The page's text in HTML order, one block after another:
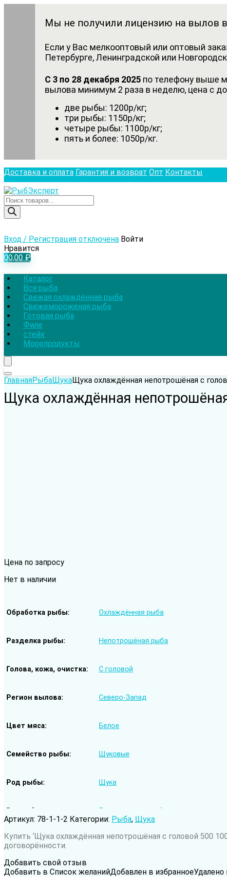
Мы не получили лицензию на вылов
Если у Вас мелкооптовый или оптовый
Петербурге, Ленинградской или
С 3 по 28 декабря 2025 по телефону выше
вылова минимум 2 раза в неделю, цена с
две рыбы: 1200р/кг;
три рыбы: 1150р/кг;
четыре рыбы: 1100р/кг;
пять и более: 1050р/кг.
Доставка и оплата Гарантия и возврат Опт Контакты
Поиск
товаров
Вход / Регистрация отключена Войти
Нравится
00,00 ₽
Каталог
Вся рыба
Свежая охлаждённая рыба
Свежемороженая рыба
Готовая рыба
Филе
стейк
Морепродукты
ГлавнаяРыбаЩукаЩука охлаждённая непотрошёная с
Щука охлаждённая
Цена по запросу
Нет в наличии
Обработка рыбы Охлаждённая рыба
Разделка рыбы Непотрошёная рыба
Голова, кожа, очистка С головой
Регион вылова Северо-Запад
Цвет мяса Белое
Семейство рыбы Щуковые
Род рыбы Щука
Вода обитания Пресноводная рыба
Артикул: 78-1-1-2 Категории: Рыба, Щука
Купить ‘Щука охлаждённая непотрошёная с головой 500
договорённости.
Добавить свой отзыв
Добавить в Список желанийДобавлен в избранноеУдалено